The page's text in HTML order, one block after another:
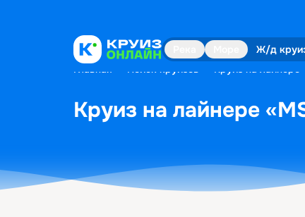
Ж/д
Главная Поиск круизов Круиз на лайнере
Круиз на лайнере